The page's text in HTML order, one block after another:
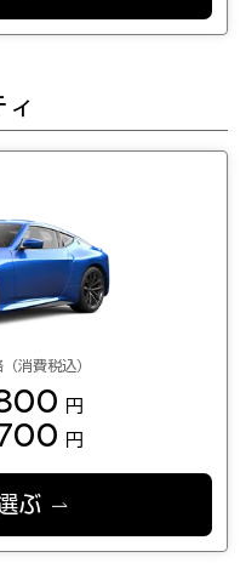
消費税込）
円
円
ぶ